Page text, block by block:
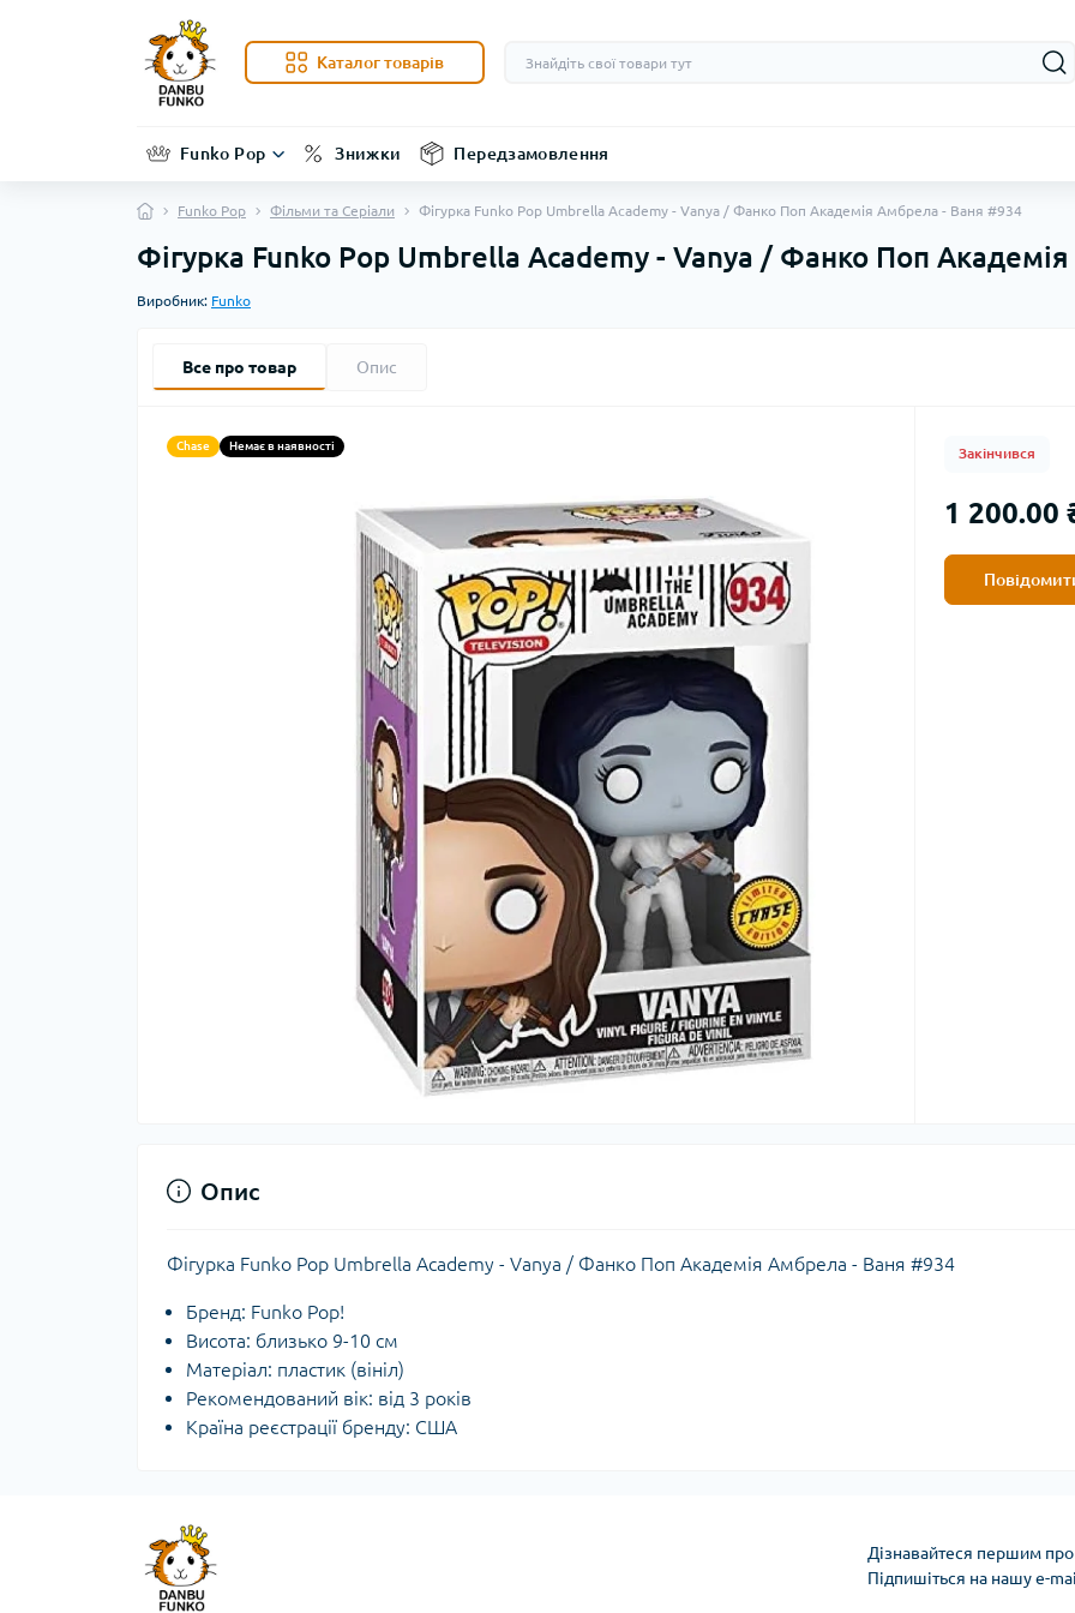
Каталог товарів
Funko Pop Знижки Передзамовлення
Funko Pop Фільми та Серіали Фігурка Funko Pop Umbrella Academy - Vanya / Фанко Поп Академія Амбрела - Ваня #934
Фігурка Funko Pop Umbrella Academy - Vanya / Фанко Поп
Виробник: Funko
Все про товар Опис
Chase Немає в наявності Закінчився
1 200.00
Опис
Фігурка Funko Pop Umbrella Academy - Vanya / Фанко Поп Академія Амбрела - Ваня #934
Бренд: Funko Pop!
Висота: близько 9-10 см
Матеріал: пластик (вініл)
Рекомендований вік: від 3 років
Країна реєстрації бренду: США
Дізнавайтеся першим про
Підпишіться на нашу e-